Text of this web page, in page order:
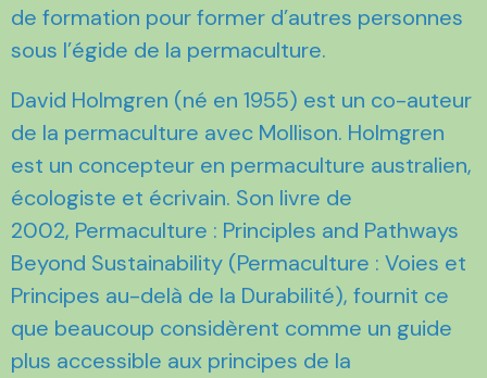
de formation pour former d’autres personnes
sous l’égide de la permaculture.
David Holmgren (né en 1955) est un co-auteur
de la permaculture avec Mollison. Holmgren
est un concepteur en permaculture australien,
écologiste et écrivain. Son livre de
2002, Permaculture : Principles and Pathways
Beyond Sustainability (Permaculture : Voies et
Principes au-delà de la Durabilité), fournit ce
que beaucoup considèrent comme un guide
plus accessible aux principes de la